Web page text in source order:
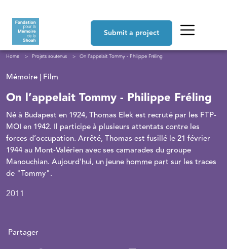
Submit a project
Breadcrumb
Home Projets soutenus On l’appelait Tommy - Philippe Fréling
Mémoire | Film
On l’appelait Tommy - Philippe Fréling
Né à Budapest en 1924, Thomas Elek est recruté par les FTP-
MOI en 1942. Il participe à plusieurs attentats contre les
forces d’occupation. Arrêté, Thomas est fusillé le 21 février
1944 au Mont-Valérien avec ses camarades du groupe
Manouchian. Aujourd'hui, un jeune homme part sur les traces
de "Tommy".
2011
Partager